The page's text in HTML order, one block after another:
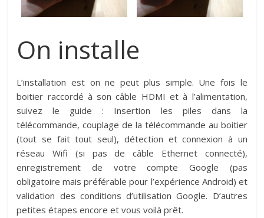
On installe
L’installation est on ne peut plus simple. Une fois le
boitier raccordé à son câble HDMI et à l’alimentation,
suivez le guide : Insertion les piles dans la
télécommande, couplage de la télécommande au boitier
(tout se fait tout seul), détection et connexion à un
réseau Wifi (si pas de câble Ethernet connecté),
enregistrement de votre compte Google (pas
obligatoire mais préférable pour l’expérience Android) et
validation des conditions d’utilisation Google. D’autres
petites étapes encore et vous voilà prêt.